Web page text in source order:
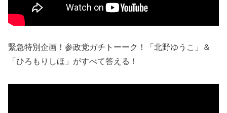
緊急特別企画！参政党ガチトーーク！「北野ゆうこ」＆
「ひろもりしほ」がすべて答える！